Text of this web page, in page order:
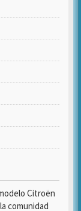
Citroën
comunidad